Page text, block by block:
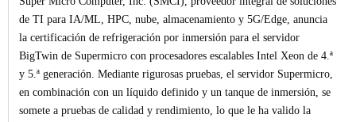
de TI para IA/ML, HPC, nube, almacenamiento y 5G/Edge, anuncia
la certificación de refrigeración por inmersión para el servidor
BigTwin de Supermicro con procesadores escalables Intel Xeon de 4.ª
y 5.ª generación. Mediante rigurosas pruebas, el servidor Supermicro,
en combinación con un líquido definido y un tanque de inmersión, se
somete a pruebas de calidad y rendimiento, lo que le ha valido la